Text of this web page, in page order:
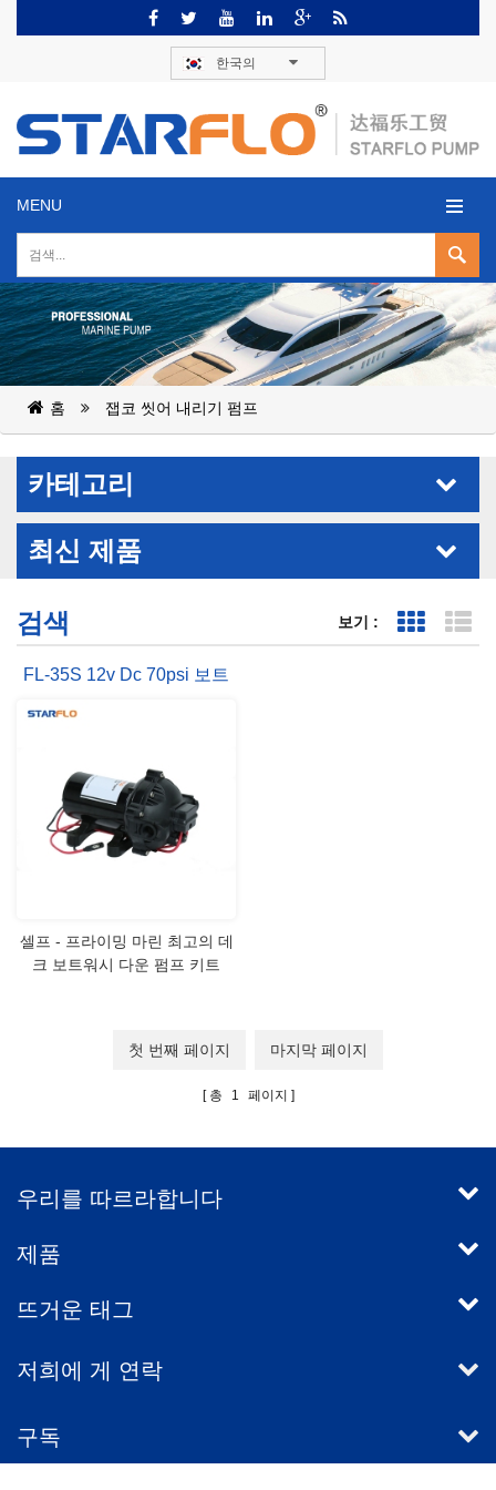
한국의
MENU
홈 잽코 씻어 내리기 펌프
카테고리
최신 제품
검색 보기 : 표 보기
FL-35S 12v Dc 70psi 보트
데크 해양 워시 다운 펌프
셀프 - 프라이밍 마린 최고의 데
크 보트워시 다운 펌프 키트
첫 번째 페이지 마지막 페이지
총 1 페이지
우리를 따르라합니다
제품
뜨거운 태그
저희에 게 연락
구독